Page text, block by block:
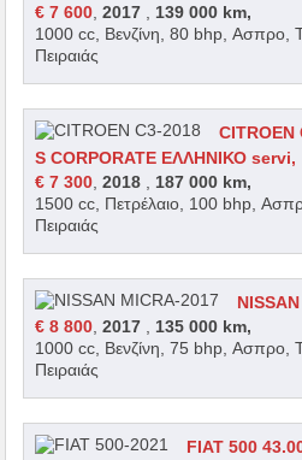
€ 7 600 ,2017
139 000 km,
1000 cc, Βενζίνη, 80 bhp, Ασπρο,
Πειραιάς
CITROEN
S CORPORATE ΕΛΛΗΝΙΚΟ servi,
€ 7 300 ,2018
187 000 km,
1500 cc, Πετρέλαιο, 100 bhp,
Πειραιάς
€ 8 800 ,2017
135 000 km,
1000 cc, Βενζίνη, 75 bhp, Ασπρο,
Πειραιάς
FIAT 500